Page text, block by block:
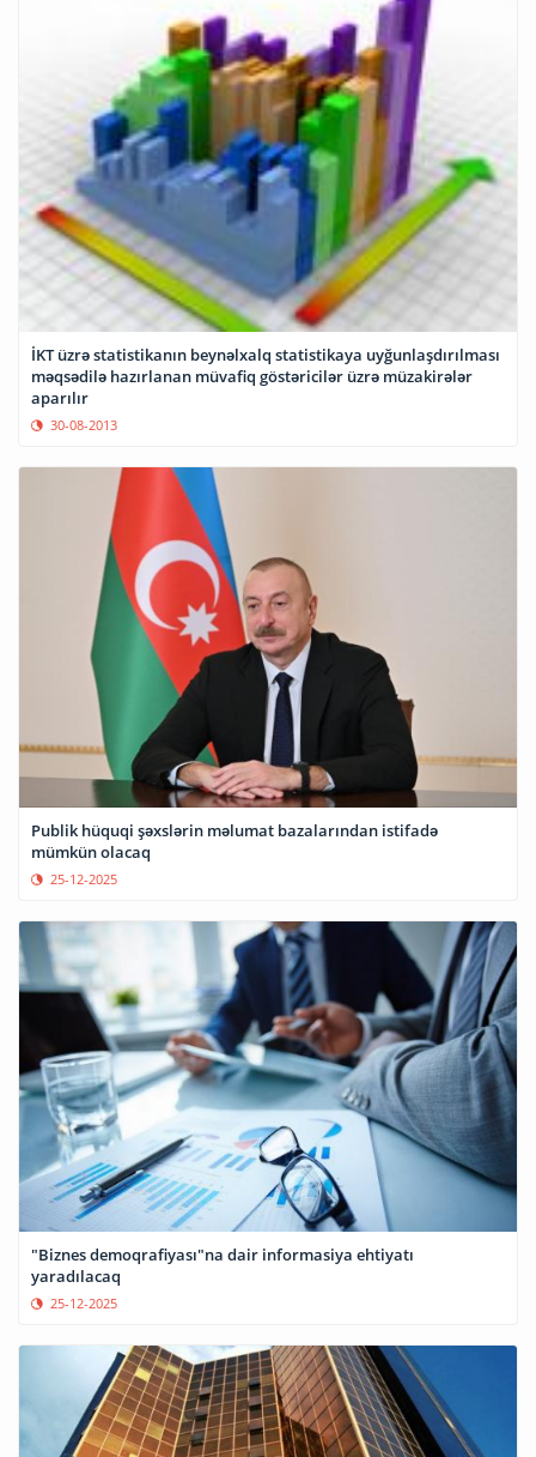
İKT üzrə statistikanın beynəlxalq statistikaya uyğunlaşdırılması
məqsədilə hazırlanan müvafiq göstəricilər üzrə müzakirələr
aparılır
30-08-2013
Publik hüquqi şəxslərin məlumat bazalarından istifadə
mümkün olacaq
25-12-2025
"Biznes demoqrafiyası"na dair informasiya ehtiyatı
yaradılacaq
25-12-2025